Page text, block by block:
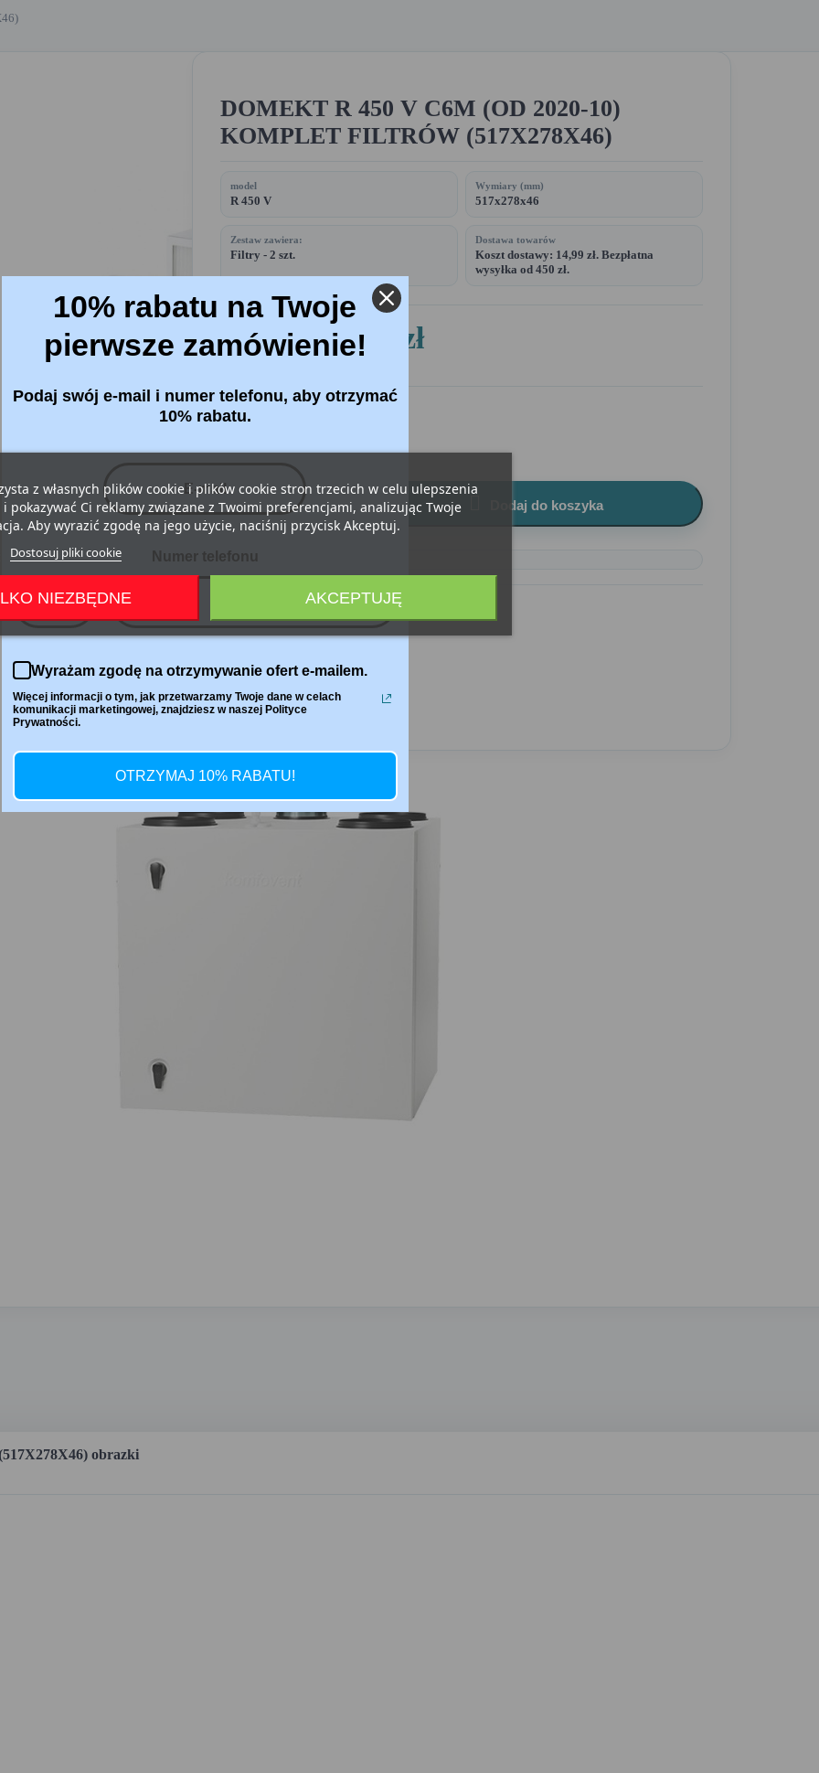
obrazki
DOMEKT R 450 V C6M (OD 2020-10)
KOMPLET FILTRÓW (517X278X46)
model
R 450 V
Wymiary (mm)
517x278x46
Zestaw zawiera:
Filtry - 2 szt.
Dostawa towarów
Koszt dostawy: 14,99 zł. Bezpłatna
wysyłka od 450 zł.
Cena:146,43 zł
Filtry
  Dodaj do koszyka
(5.0)
z własnych plików cookie i plików cookie stron trzecich w celu ulepszenia
i pokazywać Ci reklamy związane z Twoimi preferencjami, analizując Twoje
Aby wyrazić zgodę na jego użycie, naciśnij przycisk Akceptuj.
Dostosuj pliki cookie
NIEZBĘDNE AKCEPTUJĘ
10% rabatu na Twoje
pierwsze zamówienie!
Podaj swój e-mail i numer telefonu, aby otrzymać
10% rabatu.
Numer telefonu
+48
Wyrażam zgodę na otrzymywanie ofert e-mailem.
Więcej informacji o tym, jak przetwarzamy Twoje dane w celach
komunikacji marketingowej, znajdziesz w naszej Polityce
Prywatności.
OTRZYMAJ 10% RABATU!